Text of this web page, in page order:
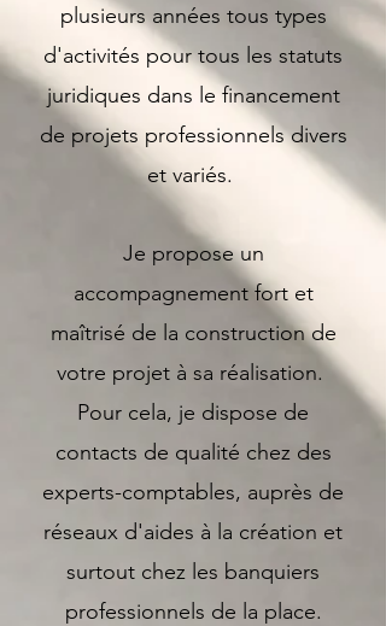
plusieurs années tous types
d'activités pour tous les statuts
juridiques dans le financement
de projets professionnels divers
et variés.
Je propose un
accompagnement fort et
maîtrisé de la construction de
votre projet à sa réalisation.
Pour cela, je dispose de
contacts de qualité chez des
experts-comptables, auprès de
réseaux d'aides à la création et
surtout chez les banquiers
professionnels de la place.